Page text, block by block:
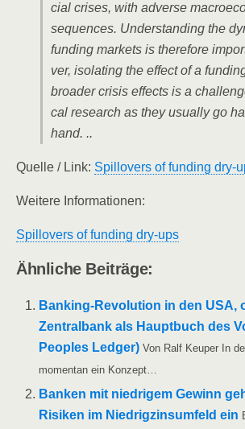
cial cri­ses, with adver­se
se­quen­ces. Under­stan­ding the
fun­ding mar­kets is the­r­e­fo­re
ver, iso­la­ting the effect of a
broa­der cri­sis effects is a
cal rese­arch as they usual­ly go
hand. ..
Quel­le /​ Link: Spill­overs of fun­ding dry-
Wei­te­re Informationen:
Spill­overs of fun­ding dry-ups
Ähn­li­che Beiträge:
Ban­king-Revo­lu­­ti­on in den USA,
Zen­tral­bank als Haupt­buch des
Peo­p­les Led­ger) Von Ralf Keu­per In
momen­tan ein Konzept…
Ban­ken mit nied­ri­gem Gewinn
Risi­ken im Nied­rig­zins­um­feld ein